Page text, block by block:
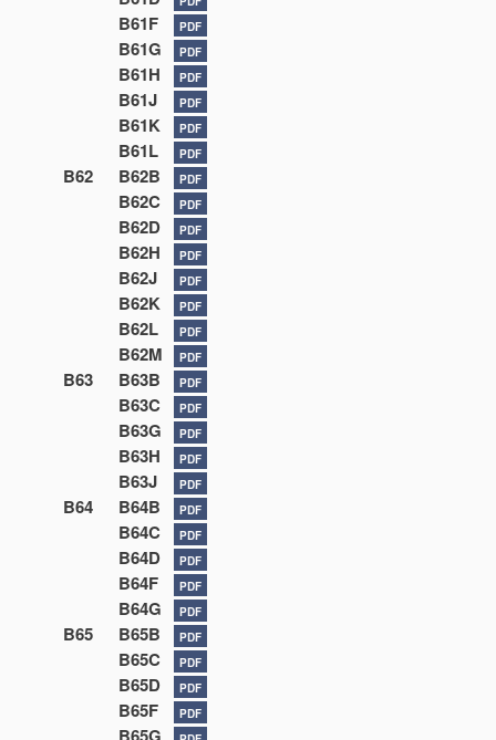
B61F PDF
B61G PDF
B61H PDF
B61J PDF
B61K PDF
B61L PDF
B62 B62B PDF
B62C PDF
B62D PDF
B62H PDF
B62J PDF
B62K PDF
B62L PDF
B62M PDF
B63 B63B PDF
B63C PDF
B63G PDF
B63H PDF
B63J PDF
B64 B64B PDF
B64C PDF
B64D PDF
B64F PDF
B64G PDF
B65 B65B PDF
B65C PDF
B65D PDF
B65F PDF